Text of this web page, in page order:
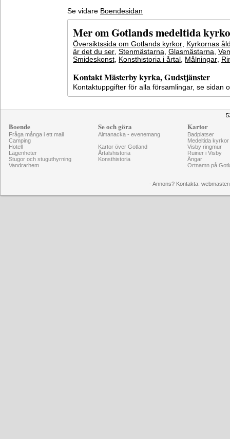
Se vidare Boendesidan
Mer om Gotlands medeltida
Översiktssida om Gotlands kyrkor, Kyrkornas
är det du ser, Stenmästarna, Glasmästarna,
Smideskonst, Konsthistoria i årtal , Målningar,
Kontakt Mästerby kyrka, Gudstjänster
Kontaktuppgifter för alla församlingar, se sidan
Boende
Fråga många i ett mail
Camping
Hotell
Lägenheter
Stugor och stuguthyrning
Vandrarhem
Se och göra
Almanacka - evenemang
Kartor över Gotland
Årtalshistoria
Konsthistoria
Kartor
Badplatser
Medeltida kyrkor
Visby ringmur
Ruiner i Visby
Ängar
Ortnamn på
- Annons? Kontakta: